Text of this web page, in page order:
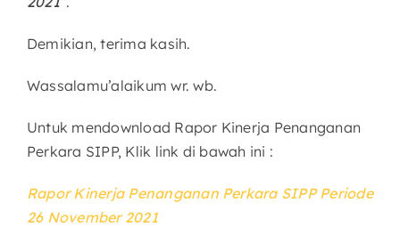
Demikian, terima kasih.
Wassalamu’alaikum wr. wb.
Untuk mendownload Rapor Kinerja Penanganan
Perkara SIPP, Klik link di bawah ini :
Rapor Kinerja Penanganan Perkara SIPP Periode
26 November 2021